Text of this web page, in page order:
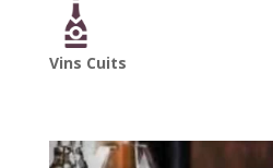
Vins Cuits